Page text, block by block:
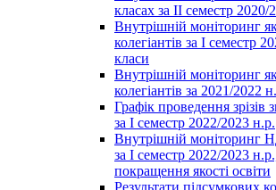
класах за ІІ семестр 2020/
Внутрішній моніторинг
колегіантів за І семестр
класи
Внутрішній моніторинг
колегіантів за 2021/2022
Графік проведення зрізів
за І семестр 2022/2023 н.р.
Внутрішній моніторинг
за І семестр 2022/2023
покращення якості освіти
Результати підсумкових